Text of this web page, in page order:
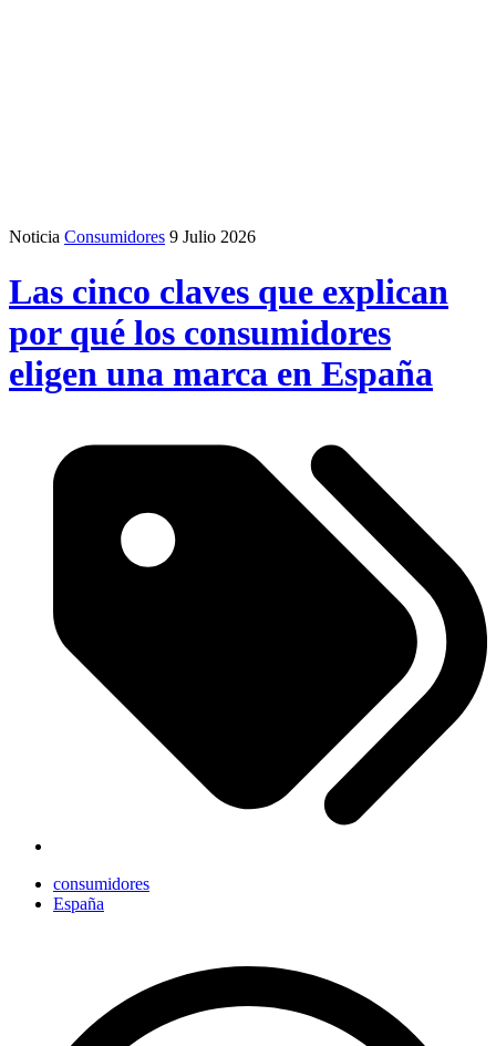
Noticia Consumidores 9 Julio 2026
Las cinco claves que explican
por qué los consumidores
eligen una marca en España
consumidores
España